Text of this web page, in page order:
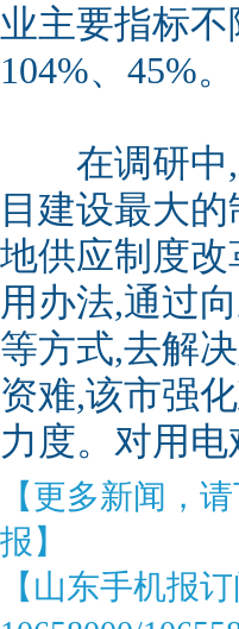
业主要指标
104%、45%。
在调研中,
目建设最大
地供应制度
用办法,通过
等方式,去解
资难,该市强
力度。对用
【更多新闻，
报】
【山东手机报